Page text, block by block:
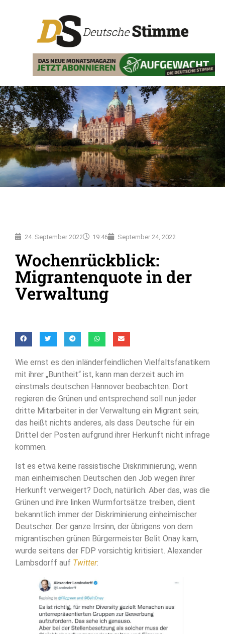
24. September 2022 19:46 September 24, 2022
Wochenrückblick:
Migrantenquote in der
Verwaltung
Wie ernst es den inländerfeindlichen Vielfaltsfanatikern
mit ihrer „Buntheit“ ist, kann man derzeit auch im
einstmals deutschen Hannover beobachten. Dort
regieren die Grünen und entsprechend soll nun jeder
dritte Mitarbeiter in der Verwaltung ein Migrant sein;
das heißt nichts anderes, als dass Deutsche für ein
Drittel der Posten aufgrund ihrer Herkunft nicht infrage
kommen.
Ist es etwa keine rassistische Diskriminierung, wenn
man einheimischen Deutschen den Job wegen ihrer
Herkunft verweigert? Doch, natürlich. Aber das, was die
Grünen und ihre linken Wurmfortsätze treiben, dient
bekanntlich immer der Diskriminierung einheimischer
Deutscher. Der ganze Irrsinn, der übrigens von dem
migrantischen grünen Bürgermeister Belit Onay kam,
wurde seitens der FDP vorsichtig kritisiert. Alexander
Lambsdorff auf Twitter: